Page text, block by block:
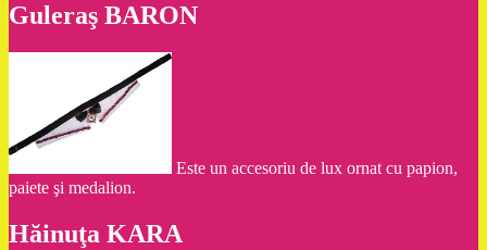
Guleraş BARON
Este un accesoriu de lux ornat cu papion,
paiete şi medalion.
Hăinuţa KARA